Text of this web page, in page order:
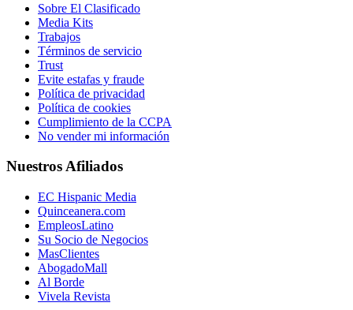
Sobre El Clasificado
Media Kits
Trabajos
Términos de servicio
Trust
Evite estafas y fraude
Política de privacidad
Política de cookies
Cumplimiento de la CCPA
No vender mi información
Nuestros Afiliados
EC Hispanic Media
Quinceanera.com
EmpleosLatino
Su Socio de Negocios
MasClientes
AbogadoMall
Al Borde
Vivela Revista